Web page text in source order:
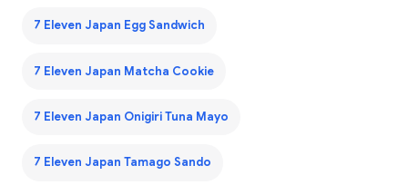
7 Eleven Japan Egg Sandwich
7 Eleven Japan Matcha Cookie
7 Eleven Japan Onigiri Tuna Mayo
7 Eleven Japan Tamago Sando